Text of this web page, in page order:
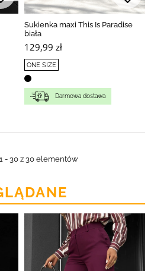
Sukienka maxi This Is Paradise
biała
129,99 zł
ONE SIZE
Darmowa dostawa
- 30 z 30 elementów